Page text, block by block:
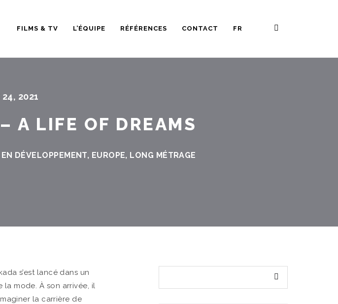
FILMS & TV L’ÉQUIPE RÉFÉRENCES CONTACT FR
24, 2021
A LIFE OF DREAMS
EN DÉVELOPPEMENT, EUROPE, LONG MÉTRAGE
s’est lancé dans un
mode. À son arrivée, il
la carrière de